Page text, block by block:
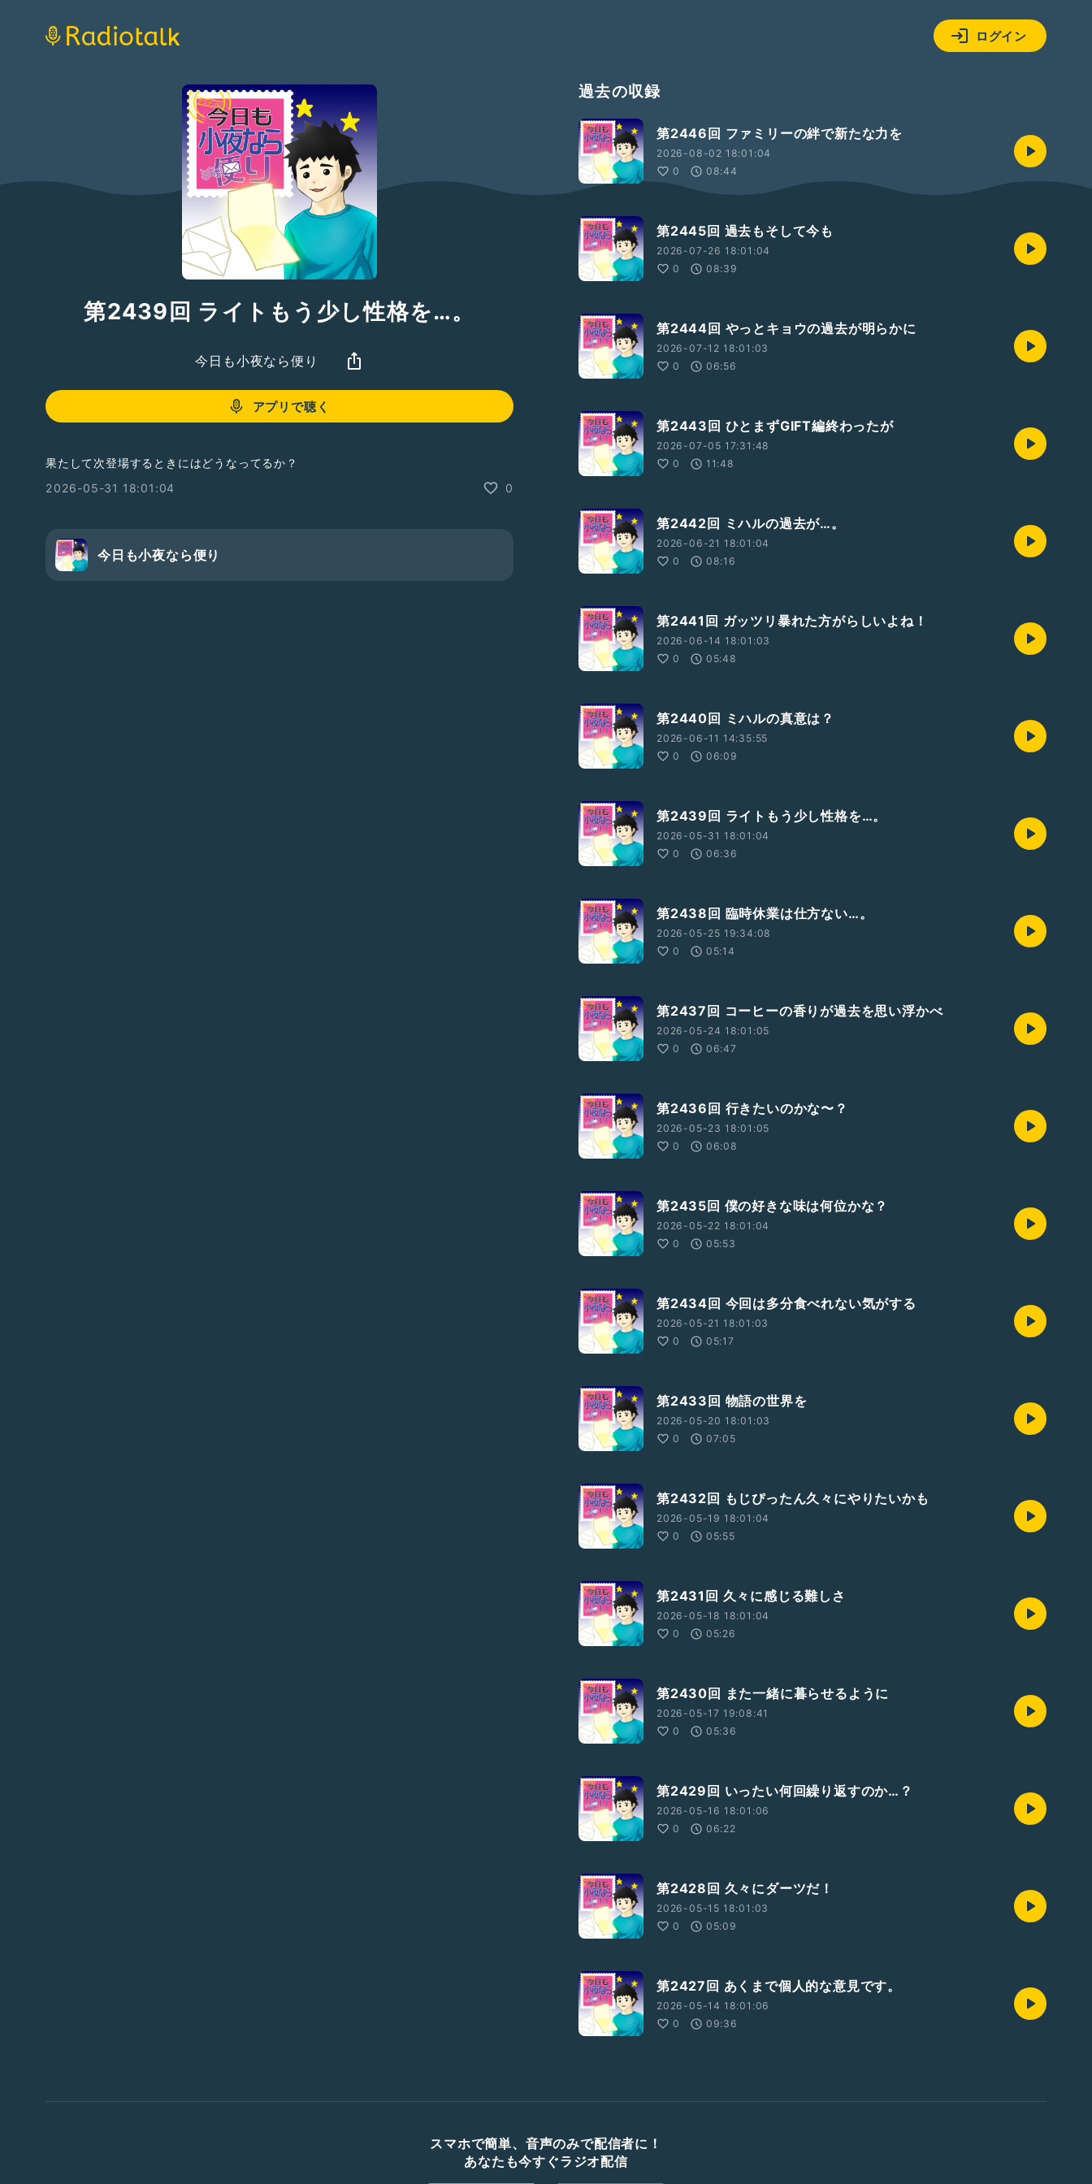
ログイン
第2439回 ライトもう少し性格を…。
今日も小夜なら便り
アプリで聴く
果たして次登場するときにはどうなってるか？
2026-05-31 18:01:04
0
今日も小夜なら便り
過去の収録
第2446回 ファミリーの絆で新たな力を
2026-08-02 18:01:04
0
08:44
第2445回 過去もそして今も
2026-07-26 18:01:04
0
08:39
第2444回 やっとキョウの過去が明らかに
2026-07-12 18:01:03
0
06:56
第2443回 ひとまずGIFT編終わったが
2026-07-05 17:31:48
0
11:48
第2442回 ミハルの過去が…。
2026-06-21 18:01:04
0
08:16
第2441回 ガッツリ暴れた方がらしいよね！
2026-06-14 18:01:03
0
05:48
第2440回 ミハルの真意は？
2026-06-11 14:35:55
0
06:09
第2439回 ライトもう少し性格を…。
2026-05-31 18:01:04
0
06:36
第2438回 臨時休業は仕方ない…。
2026-05-25 19:34:08
0
05:14
第2437回 コーヒーの香りが過去を思い浮かべ
2026-05-24 18:01:05
0
06:47
第2436回 行きたいのかな〜？
2026-05-23 18:01:05
0
06:08
第2435回 僕の好きな味は何位かな？
2026-05-22 18:01:04
0
05:53
第2434回 今回は多分食べれない気がする
2026-05-21 18:01:03
0
05:17
第2433回 物語の世界を
2026-05-20 18:01:03
0
07:05
第2432回 もじぴったん久々にやりたいかも
2026-05-19 18:01:04
0
05:55
第2431回 久々に感じる難しさ
2026-05-18 18:01:04
0
05:26
第2430回 また一緒に暮らせるように
2026-05-17 19:08:41
0
05:36
第2429回 いったい何回繰り返すのか…？
2026-05-16 18:01:06
0
06:22
第2428回 久々にダーツだ！
2026-05-15 18:01:03
0
05:09
第2427回 あくまで個人的な意見です。
2026-05-14 18:01:06
0
09:36
スマホで簡単、音声のみで配信者に！
あなたも今すぐラジオ配信